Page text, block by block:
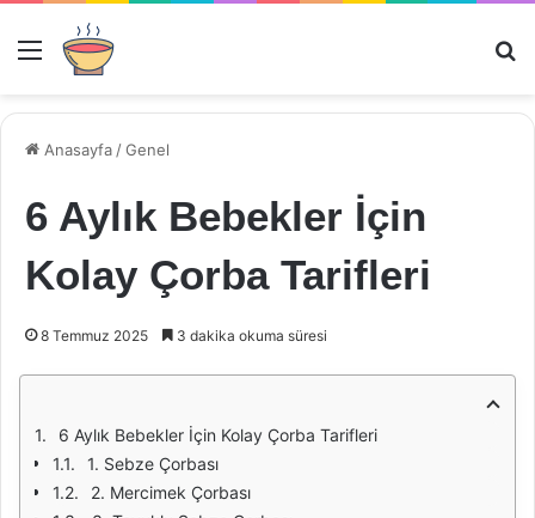
Menü
Anasayfa /Genel
6 Aylık Bebekler İçin
Kolay Çorba Tarifleri
8 Temmuz 2025 3 dakika okuma süresi
6 Aylık Bebekler İçin Kolay Çorba Tarifleri
1. Sebze Çorbası
2. Mercimek Çorbası